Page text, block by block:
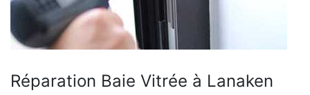
Réparation Baie Vitrée à Lanaken